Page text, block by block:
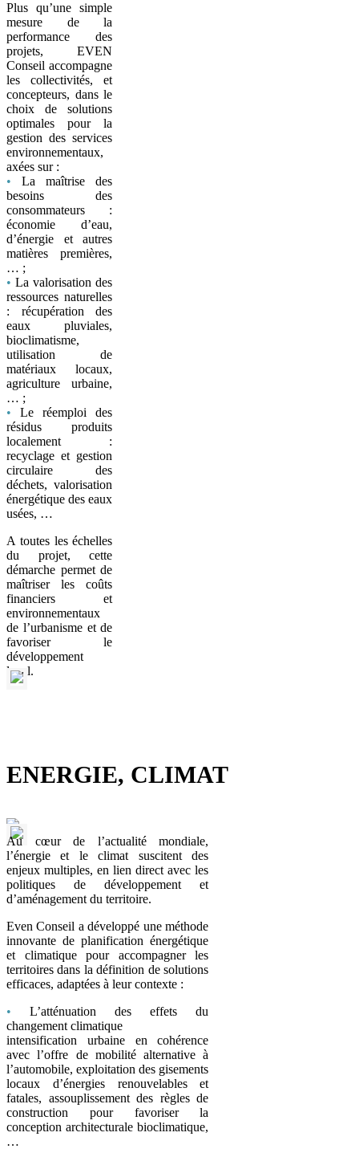
Plus qu’une simple
mesure de la
performance des
projets, EVEN
Conseil accompagne
les collectivités, et
concepteurs, dans le
choix de solutions
optimales pour la
gestion des services
environnementaux,
axées sur :
•La maîtrise des
besoins des
consommateurs :
économie d’eau,
d’énergie et autres
matières premières,
… ;
• La valorisation des
ressources naturelles
: récupération des
eaux pluviales,
bioclimatisme,
utilisation de
matériaux locaux,
agriculture urbaine,
… ;
• Le réemploi des
résidus produits
localement :
recyclage et gestion
circulaire des
déchets, valorisation
énergétique des eaux
usées, …
A toutes les échelles
du projet, cette
démarche permet de
maîtriser les coûts
financiers et
environnementaux
de l’urbanisme et de
favoriser le
développement
local.
ENERGIE, CLIMAT
Au cœur de l’actualité mondiale,
l’énergie et le climat suscitent des
enjeux multiples, en lien direct avec les
politiques de développement et
d’aménagement du territoire.
Even Conseil a développé une méthode
innovante de planification énergétique
et climatique pour accompagner les
territoires dans la définition de solutions
efficaces, adaptées à leur contexte :
• L’atténuation des effets du
changement climatique
intensification urbaine en cohérence
avec l’offre de mobilité alternative à
l’automobile, exploitation des gisements
locaux d’énergies renouvelables et
fatales, assouplissement des règles de
construction pour favoriser la
conception architecturale bioclimatique,
…